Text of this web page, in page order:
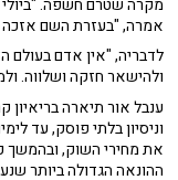
מקרה שטרם חשפה. "ביולי
אמרה, "בעזרת השם אזכה
לדבריה, "אין אדם בעולם
ולהישאר חזקה ושלווה.
ענבל אור תיארה
וניסיון בלתי פוסק, עד
את מחירי השוק, ובהמשך
ההונאה הגדולה ביותר